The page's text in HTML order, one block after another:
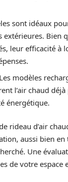
sont idéaux
extérieures. Bien
leur efficacité à
Les modèles
l’air chaud
énergétique.
rideau d’air
aussi bien en
Une
de votre espace